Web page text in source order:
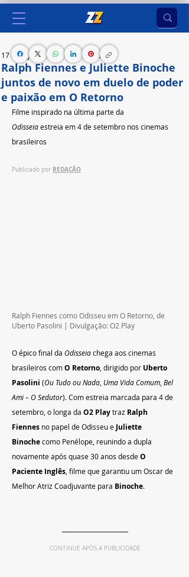
Ralph Fiennes e Juliette Binoche
juntos de novo em duelo de poder
e paixão em O Retorno
17 de ago. de 2025 2 min de leitura
Filme inspirado na última parte da
Odisseia estreia em 4 de setembro nos cinemas
brasileiros
Publicado por REDAÇÃO
Ralph Fiennes como Odisseu em O Retorno, de
Uberto Pasolini | Divulgação: O2 Play
O épico final da Odisseia chega aos cinemas
brasileiros com O Retorno , dirigido por Uberto
Pasolini (Ou Tudo ou Nada Uma Vida Comum Bel
Ami – O Sedutor). Com estreia marcada para 4 de
setembro, o longa da O2 Play traz Ralph
Fiennes no papel de Odisseu e Juliette
Binoche como Penélope, reunindo a dupla
novamente após quase 30 anos desde O
Paciente Inglês , filme que garantiu um Oscar de
Melhor Atriz Coadjuvante para Binoche.
CONTINUE APÓS A PUBLICIDADE